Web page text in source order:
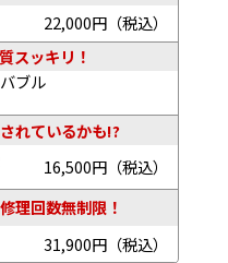
22,000円（税込）
スッキリ！
ブル
れているかも!?
16,500円（税込）
理回数無制限！
31,900円（税込）